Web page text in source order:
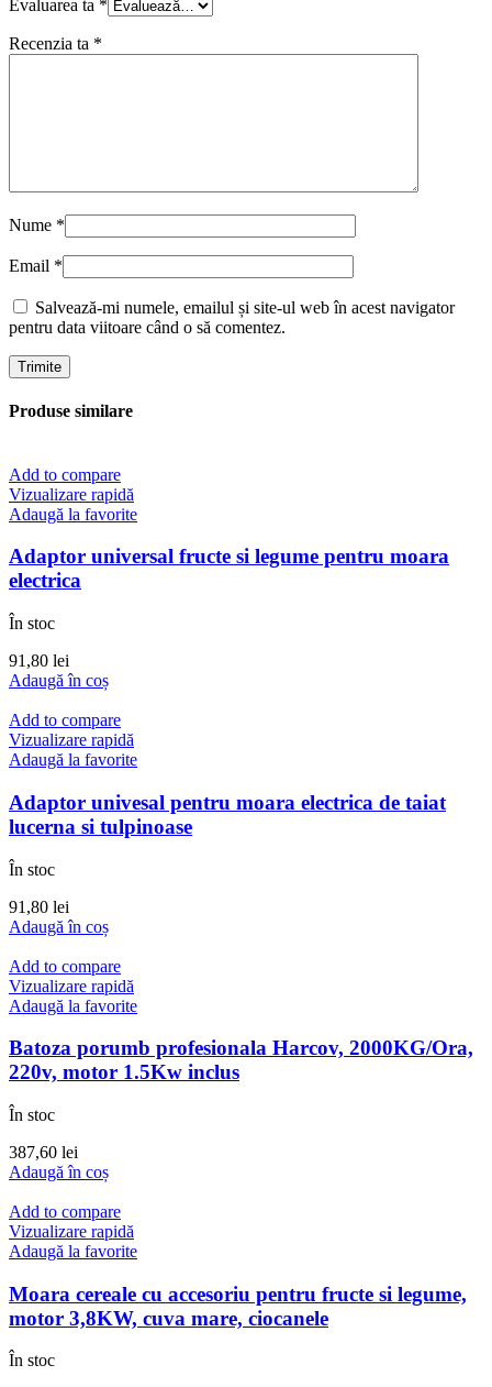
Evaluarea ta *
Recenzia ta *
Nume *
Email *
Salvează-mi numele, emailul și site-ul web în acest navigator
pentru data viitoare când o să comentez.
Produse similare
Add to compare
Vizualizare rapidă
Adaugă la favorite
Adaptor universal fructe si legume pentru moara
electrica
În stoc
91,80 lei
Adaugă în coș
Add to compare
Vizualizare rapidă
Adaugă la favorite
Adaptor univesal pentru moara electrica de taiat
lucerna si tulpinoase
În stoc
91,80 lei
Adaugă în coș
Add to compare
Vizualizare rapidă
Adaugă la favorite
Batoza porumb profesionala Harcov, 2000KG/Ora,
220v, motor 1.5Kw inclus
În stoc
387,60 lei
Adaugă în coș
Add to compare
Vizualizare rapidă
Adaugă la favorite
Moara cereale cu accesoriu pentru fructe si legume,
motor 3,8KW, cuva mare, ciocanele
În stoc